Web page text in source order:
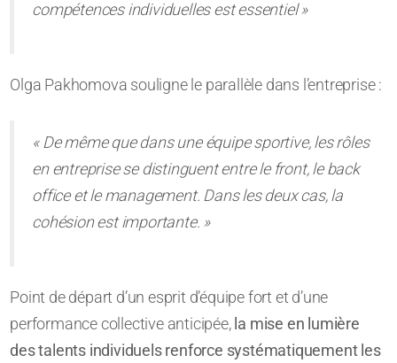
compétences individuelles est essentiel »
Olga Pakhomova souligne le parallèle dans l’entreprise :
« De même que dans une équipe sportive, les rôles
en entreprise se distinguent entre le front, le back
office et le management. Dans les deux cas, la
cohésion est importante. »
Point de départ d’un esprit d’équipe fort et d’une
performance collective anticipée, la mise en lumière
des talents individuels renforce systématiquement les